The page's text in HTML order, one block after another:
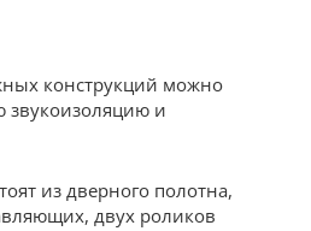
конструкций можно
звукоизоляцию и
из дверного полотна,
двух роликов